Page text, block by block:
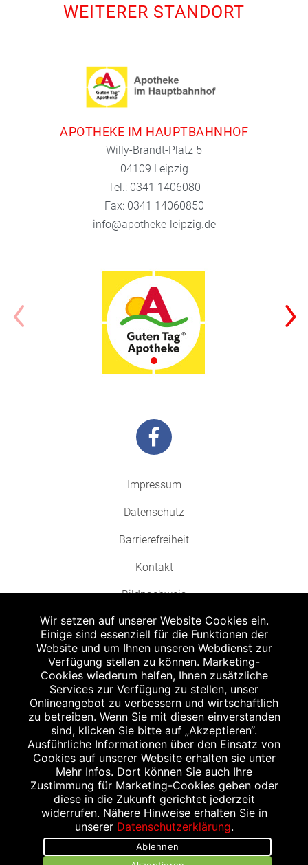
WEITERER STANDORT
APOTHEKE IM HAUPTBAHNHOF
Willy-Brandt-Platz 5
04109 Leipzig
Tel.: 0341 1406080
Fax: 0341 14060850
info@apotheke-leipzig.de
Impressum
Datenschutz
Barrierefreiheit
Kontakt
Bildnachweis
Abgabe in haushaltsüblichen Mengen, solange der Vorrat reicht. Für Druck-
und Satzfehler keine Haftung.
Zu Risiken und Nebenwirkungen lesen Sie die Packungsbeilage und fragen
Sie Ihren Arzt oder Apotheker.
Angabe nach der deutschen Arzneimitteltaxe Apothekenerstattungspreis
(AEP). Der AEP ist keine unverbindliche Preisempfehlung der Hersteller. Der
AEP ist ein von den Apotheken in Ansatz gebrachter Preis für rezeptfreie
Arzneimittel. Er entspricht in der Höhe dem für Apotheken verbindlichen
Abgabepreis, zu dem eine Apotheke in bestimmten Fällen (z.B. bei Kindern
unter 12 Jahren) das Produkt mit der gesetzlichen Krankenversicherung
abrechnet. Der AEP ist der allgemeine Erstattungspreis im Falle einer
Kostenübernahme durch die gesetzlichen Krankenkassen, vor Abzug eines
Zwangsrabattes (zur Zeit 5%) nach §130 Abs. 1 SGB V.
Unverbindliche Preisempfehlung des Herstellers (UVP).
powered by apovena.de
Wir setzen auf unserer Website Cookies ein.
Einige sind essenziell für die Funktionen der
Website und um Ihnen unseren Webdienst zur
Verfügung stellen zu können. Marketing-
Cookies wiederum helfen, Ihnen zusätzliche
Services zur Verfügung zu stellen, unser
Onlineangebot zu verbessern und wirtschaftlich
zu betreiben. Wenn Sie mit diesen einverstanden
sind, klicken Sie bitte auf „Akzeptieren“.
Ausführliche Informationen über den Einsatz von
Cookies auf unserer Website erhalten sie unter
Mehr Infos. Dort können Sie auch Ihre
Zustimmung für Marketing-Cookies geben oder
diese in die Zukunft gerichtet jederzeit
widerrufen. Nähere Hinweise erhalten Sie in
unserer Datenschutzerklärung.
Ablehnen